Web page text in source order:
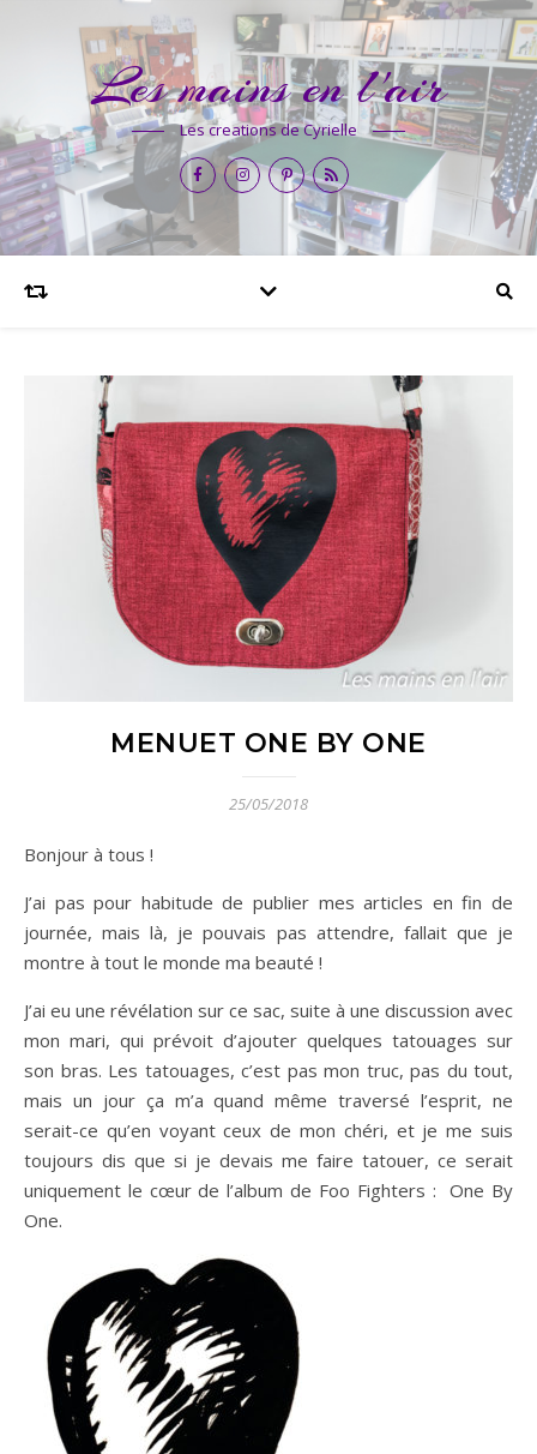
Les mains en l'air
Les creations de Cyrielle
MENUET ONE BY ONE
25/05/2018
Bonjour à tous !
J’ai pas pour habitude de publier mes articles en fin de
journée, mais là, je pouvais pas attendre, fallait que je
montre à tout le monde ma beauté !
J’ai eu une révélation sur ce sac, suite à une discussion avec
mon mari, qui prévoit d’ajouter quelques tatouages sur
son bras. Les tatouages, c’est pas mon truc, pas du tout,
mais un jour ça m’a quand même traversé l’esprit, ne
serait-ce qu’en voyant ceux de mon chéri, et je me suis
toujours dis que si je devais me faire tatouer, ce serait
uniquement le cœur de l’album de Foo Fighters : One By
One.